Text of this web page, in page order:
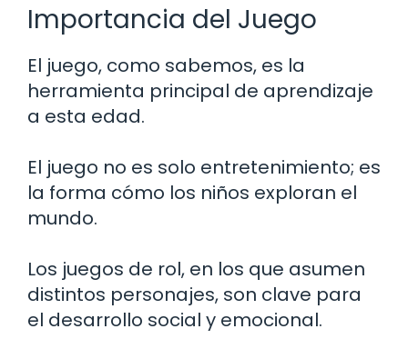
Importancia del Juego
El juego, como sabemos, es la
herramienta principal de aprendizaje
a esta edad.
El juego no es solo entretenimiento; es
la forma cómo los niños exploran el
mundo.
Los juegos de rol, en los que asumen
distintos personajes, son clave para
el desarrollo social y emocional.